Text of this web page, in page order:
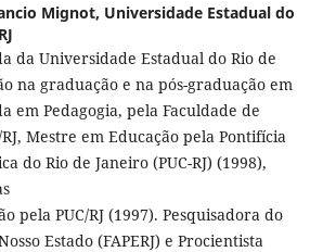
Mignot, Universidade Estadual do
da Universidade Estadual do Rio de
na graduação e na pós-graduação em
em Pedagogia, pela Faculdade de
Mestre em Educação pela Pontifícia
do Rio de Janeiro (PUC-RJ) (1998),
pela PUC/RJ (1997). Pesquisadora do
Estado (FAPERJ) e Procientista